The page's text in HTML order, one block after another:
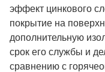
эффект цинкового
покрытие на
дополнительную
срок его службы и
сравнению с